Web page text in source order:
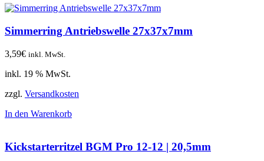
Simmerring Antriebswelle 27x37x7mm
3,59€ inkl. MwSt.
inkl. 19 % MwSt.
zzgl. Versandkosten
In den Warenkorb
Kickstarterritzel BGM Pro 12-12 | 20,5mm